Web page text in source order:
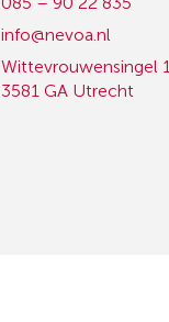
info@nevoa.nl
Wittevrouwensingel 1
3581 GA Utrecht